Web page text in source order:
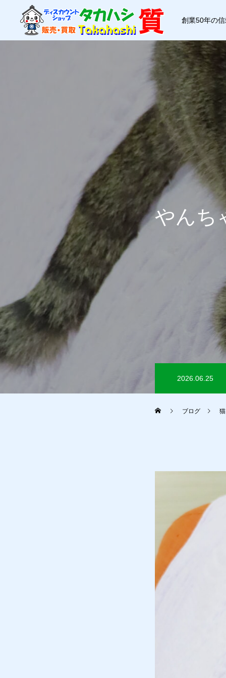
創業50年の
やんち
2026.06.25
ブログ